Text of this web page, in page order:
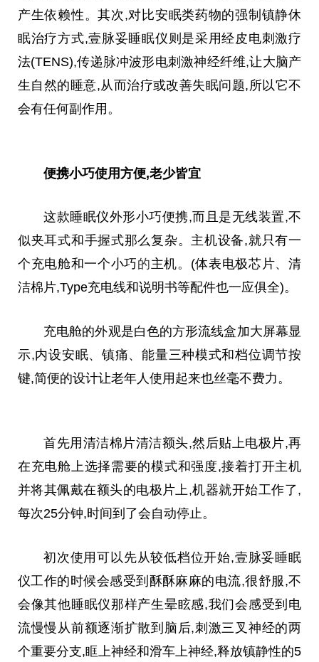
产生依赖性。其次,对比安眠类药物的强制镇静休
眠治疗方式,壹脉妥睡眠仪则是采用经皮电刺激疗
法(TENS),传递脉冲波形电刺激神经纤维,让大脑产
生自然的睡意,从而治疗或改善失眠问题,所以它不
会有任何副作用。
便携小巧使用方便,老少皆宜
这款睡眠仪外形小巧便携,而且是无线装置,不
似夹耳式和手握式那么复杂。主机设备,就只有一
个充电舱和一个小巧的主机。(体表电极芯片、清
洁棉片,Type充电线和说明书等配件也一应俱全)。
充电舱的外观是白色的方形流线盒加大屏幕显
示,内设安眠、镇痛、能量三种模式和档位调节按
键,简便的设计让老年人使用起来也丝毫不费力。
首先用清洁棉片清洁额头,然后贴上电极片,再
在充电舱上选择需要的模式和强度,接着打开主机
并将其佩戴在额头的电极片上,机器就开始工作了,
每次25分钟,时间到了会自动停止。
初次使用可以先从较低档位开始,壹脉妥睡眠
仪工作的时候会感受到酥酥麻麻的电流,很舒服,不
会像其他睡眠仪那样产生晕眩感,我们会感受到电
流慢慢从前额逐渐扩散到脑后,刺激三叉神经的两
个重要分支,眶上神经和滑车上神经,释放镇静性的5